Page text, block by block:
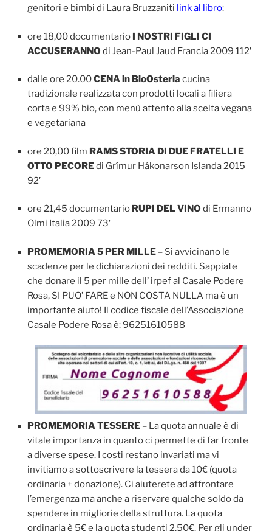
genitori e bimbi di Laura Bruzzaniti link al libro:
ore 18,00 documentario I NOSTRI FIGLI CI
ACCUSERANNO di Jean-Paul Jaud Francia 2009 112′
dalle ore 20.00CENA in BioOsteria cucina
tradizionale realizzata con prodotti locali a filiera
corta e 99% bio, con menù attento alla scelta vegana
e vegetariana
ore 20,00 film RAMS STORIA DI DUE FRATELLI E
OTTO PECOREdi Grímur Hákonarson Islanda 2015
92′
ore 21,45 documentario RUPI DEL VINO di Ermanno
Olmi Italia 2009 73′
PROMEMORIA 5 PER MILLE – Si avvicinano le
scadenze per le dichiarazioni dei redditi. Sappiate
che donare il 5 per mille dell’ irpef al Casale Podere
Rosa, SI PUO’ FARE e NON COSTA NULLA ma è un
importante aiuto! Il codice fiscale dell’Associazione
Casale Podere Rosa è: 96251610588
PROMEMORIA TESSERE – La quota annuale è di
vitale importanza in quanto ci permette di far fronte
a diverse spese. I costi restano invariati ma vi
invitiamo a sottoscrivere la tessera da 10€ (quota
ordinaria + donazione). Ci aiuterete ad affrontare
l’emergenza ma anche a riservare qualche soldo da
spendere in migliorie della struttura. La quota
ordinaria è 5€ e la quota studenti 2,50€. Per gli under